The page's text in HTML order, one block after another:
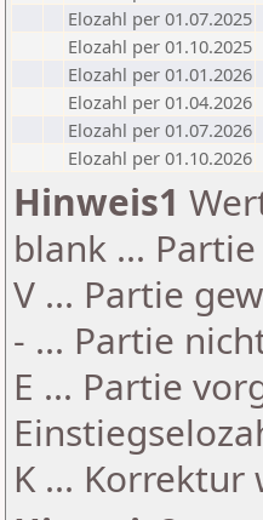
Elozahl per 01.07.2025
Elozahl per 01.10.2025
Elozahl per 01.01.2026
Elozahl per 01.04.2026
Elozahl per 01.07.2026
Elozahl per 01.10.2026
Hinweis1
blank ...
V ... Partie
- ... Partie
E ... Partie
K ...